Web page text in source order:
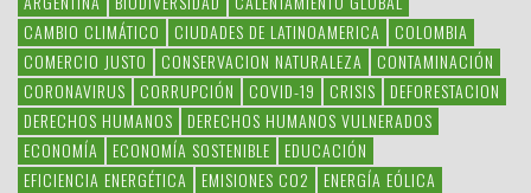
CAMBIO CLIMÁTICO
CIUDADES DE LATINOAMERICA
COLOMBIA
COMERCIO JUSTO
CONSERVACION NATURALEZA
CONTAMINACIÓN
CORONAVIRUS
CORRUPCIÓN COVID-19 CRISIS
DEFORESTACION
DERECHOS HUMANOS
DERECHOS HUMANOS VULNERADOS
ECONOMÍA
ECONOMÍA SOSTENIBLE
EDUCACIÓN
EFICIENCIA ENERGÉTICA
EMISIONES CO2
ENERGÍA EÓLICA